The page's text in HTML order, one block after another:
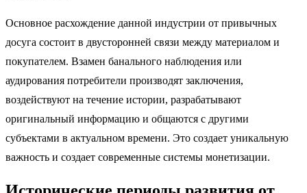
Основное расхождение данной индустрии от привычных
досуга состоит в двусторонней связи между материалом и
покупателем. Взамен банального наблюдения или
аудирования потребители производят заключения,
воздействуют на течение истории, разрабатывают
оригинальный информацию и общаются с другими
субъектами в актуальном времени. Это создает уникальную
важность и создает современные системы монетизации.